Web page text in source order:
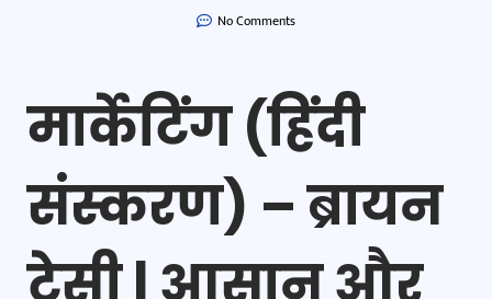
No Comments
मार्केटिंग (हिंदी
संस्करण) – ब्रायन